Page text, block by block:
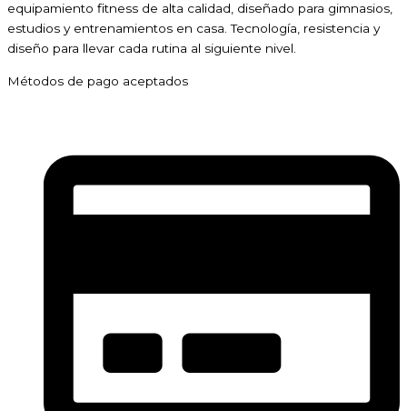
equipamiento fitness de alta calidad, diseñado para gimnasios,
estudios y entrenamientos en casa. Tecnología, resistencia y
diseño para llevar cada rutina al siguiente nivel.
Métodos de pago aceptados